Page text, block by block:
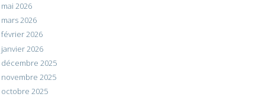
mai 2026
mars 2026
février 2026
janvier 2026
décembre 2025
novembre 2025
octobre 2025